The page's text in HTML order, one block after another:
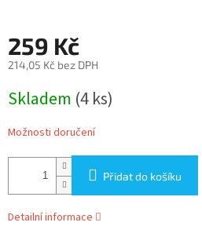
259 Kč
214,05 Kč bez DPH
cena:
Skladem (4 ks)
Možnosti doručení
Přidat do košíku
Detailní informace